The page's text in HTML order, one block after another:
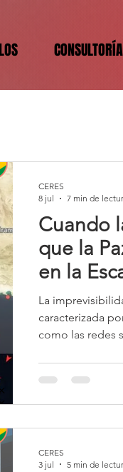
CONSULTORÍA
Cuando
que la
en la
Israel e
La
caracterizada
como las redes
meramente
con los
CERES
8 jul
7 min de
CERES
3 jul
5 min de